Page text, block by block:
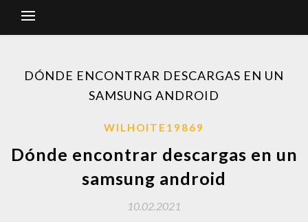
DÓNDE ENCONTRAR DESCARGAS EN UN
SAMSUNG ANDROID
WILHOITE19869
Dónde encontrar descargas en un
samsung android
10.02.2021